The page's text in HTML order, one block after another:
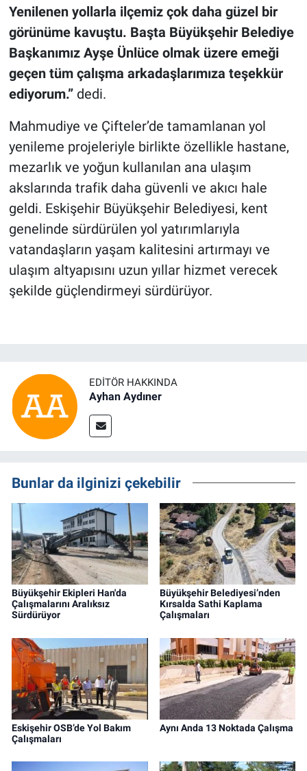
Yenilenen yollarla ilçemiz çok daha güzel bir
görünüme kavuştu. Başta Büyükşehir Belediye
Başkanımız Ayşe Ünlüce olmak üzere emeği
geçen tüm çalışma arkadaşlarımıza teşekkür
ediyorum.”dedi.
Mahmudiye ve Çifteler’de tamamlanan yol
yenileme projeleriyle birlikte özellikle hastane,
mezarlık ve yoğun kullanılan ana ulaşım
akslarında trafik daha güvenli ve akıcı hale
geldi. Eskişehir Büyükşehir Belediyesi, kent
genelinde sürdürülen yol yatırımlarıyla
vatandaşların yaşam kalitesini artırmayı ve
ulaşım altyapısını uzun yıllar hizmet verecek
şekilde güçlendirmeyi sürdürüyor.
EDITÖR HAKKINDA
Ayhan Aydıner
Bunlar da ilginizi çekebilir
Büyükşehir Ekipleri Han'da
Çalışmalarını Aralıksız
Sürdürüyor
Büyükşehir Belediyesi’nden
Kırsalda Sathi Kaplama
Çalışmaları
Eskişehir OSB’de Yol Bakım
Çalışmaları
Aynı Anda 13 Noktada Çalışma